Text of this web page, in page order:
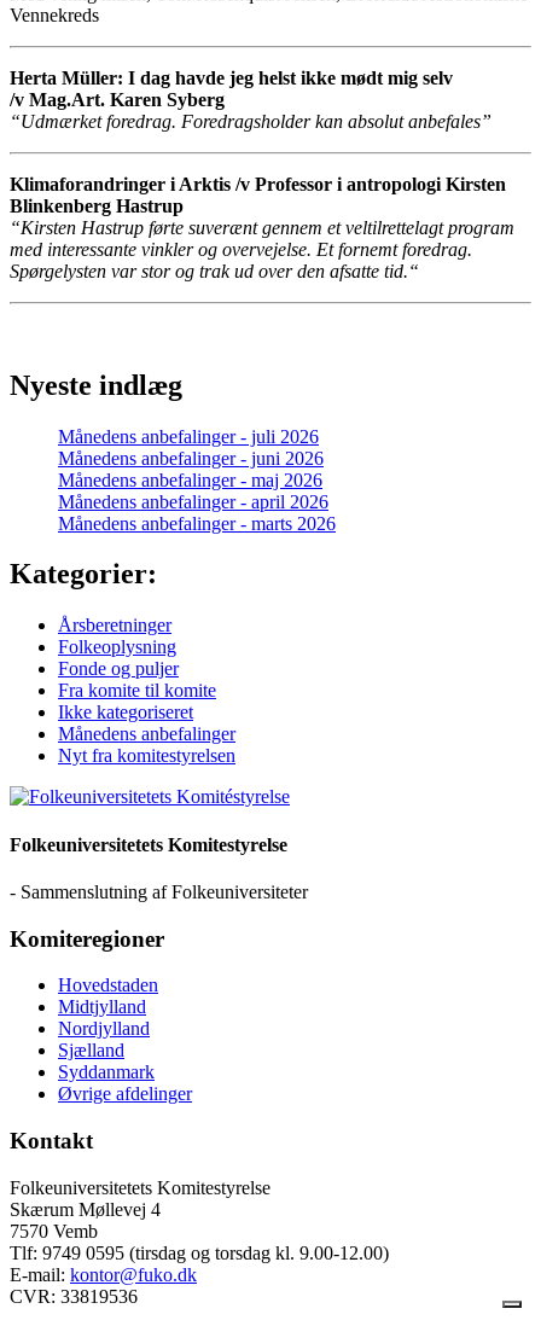
Vennekreds
Herta Müller: I dag havde jeg helst ikke mødt mig selv
/v Mag.Art. Karen Syberg
“Udmærket foredrag. Foredragsholder kan absolut anbefales”
Klimaforandringer i Arktis /v Professor i antropologi Kirsten
Blinkenberg Hastrup
“Kirsten Hastrup førte suverænt gennem et veltilrettelagt program
med interessante vinkler og overvejelse. Et fornemt foredrag.
Spørgelysten var stor og trak ud over den afsatte tid.“
Nyeste indlæg
Månedens anbefalinger - juli 2026
Månedens anbefalinger - juni 2026
Månedens anbefalinger - maj 2026
Månedens anbefalinger - april 2026
Månedens anbefalinger - marts 2026
Kategorier:
Årsberetninger
Folkeoplysning
Fonde og puljer
Fra komite til komite
Ikke kategoriseret
Månedens anbefalinger
Nyt fra komitestyrelsen
Folkeuniversitetets Komitestyrelse
- Sammenslutning af Folkeuniversiteter
Komiteregioner
Hovedstaden
Midtjylland
Nordjylland
Sjælland
Syddanmark
Øvrige afdelinger
Kontakt
Folkeuniversitetets Komitestyrelse
Skærum Møllevej 4
7570 Vemb
Tlf: 9749 0595 (tirsdag og torsdag kl. 9.00-12.00)
E-mail: kontor@fuko.dk
CVR: 33819536